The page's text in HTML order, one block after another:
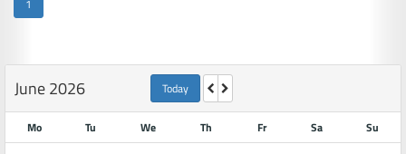
1
June 2026 Today
Mo Tu We Th Fr Sa
Su